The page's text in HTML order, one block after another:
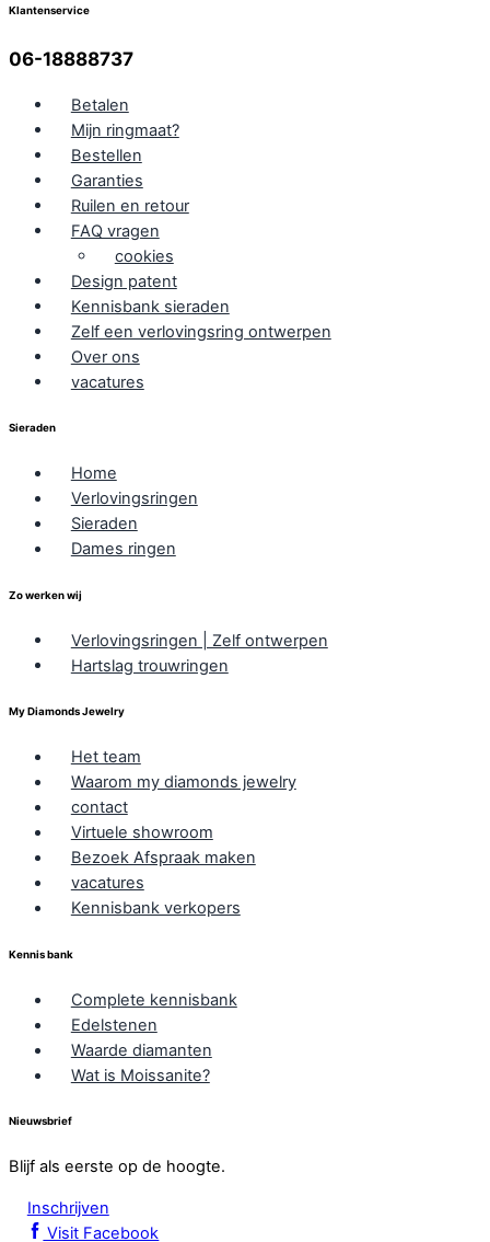
Klantenservice
06-18888737
Betalen
Mijn ringmaat?
Bestellen
Garanties
Ruilen en retour
FAQ vragen
cookies
Design patent
Kennisbank sieraden
Zelf een verlovingsring ontwerpen
Over ons
vacatures
Sieraden
Home
Verlovingsringen
Sieraden
Dames ringen
Zo werken wij
Verlovingsringen | Zelf ontwerpen
Hartslag trouwringen
My Diamonds Jewelry
Het team
Waarom my diamonds jewelry
contact
Virtuele showroom
Bezoek Afspraak maken
vacatures
Kennisbank verkopers
Kennis bank
Complete kennisbank
Edelstenen
Waarde diamanten
Wat is Moissanite?
Nieuwsbrief
Blijf als eerste op de hoogte.
Inschrijven
Visit Facebook